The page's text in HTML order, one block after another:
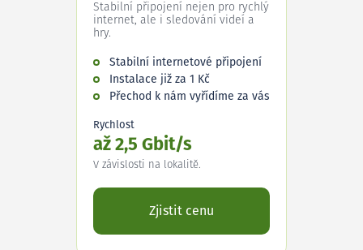
Stabilní připojení nejen pro rychlý
internet, ale i sledování videí a
hry.
Stabilní internetové připojení
Instalace již za 1 Kč
Přechod k nám vyřídíme za vás
Rychlost
až 2,5 Gbit/s
V závislosti na lokalitě.
Zjistit cenu